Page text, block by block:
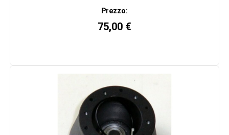
Prezzo:
75,00 €